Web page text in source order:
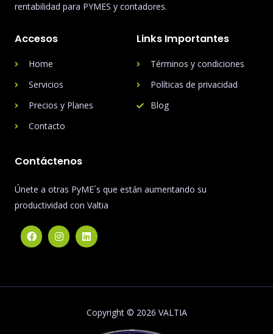
rentabilidad para PYMES y contadores.
Accesos
Home
Servicios
Precios y Planes
Contacto
Links Importantes
Términos y condiciones
Políticas de privacidad
Blog
Contáctenos
Únete a otras PyME´s que están aumentando su
productividad con Valtia
Copyright © 2026 VALTIA